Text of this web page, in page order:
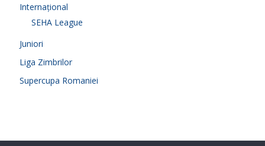
Internațional
SEHA League
Juniori
Liga Zimbrilor
Supercupa Romaniei